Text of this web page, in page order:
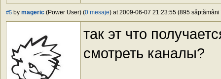
#5 by mageric (Power User) (0 mesaje) at 2009-06-07 21:23:55 (895 săptămâni
так эт что
смотреть каналы?